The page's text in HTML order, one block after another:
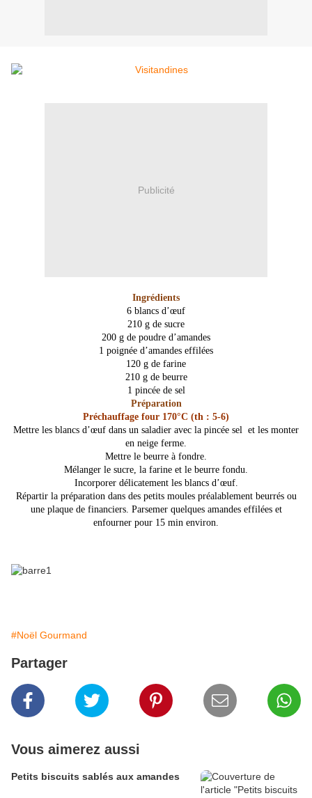
Publicité
Ingrédients
6 blancs d’œuf
210 g de sucre
200 g de poudre d’amandes
1 poignée d’amandes effilées
120 g de farine
210 g de beurre
1 pincée de sel
Préparation
Préchauffage four 170°C (th : 5-6)
Mettre les blancs d’œuf dans un saladier avec la pincée sel et les monter
en neige ferme.
Mettre le beurre à fondre.
Mélanger le sucre, la farine et le beurre fondu.
Incorporer délicatement les blancs d’œuf.
Répartir la préparation dans des petits moules préalablement beurrés ou
une plaque de financiers. Parsemer quelques amandes effilées et
enfourner pour 15 min environ.
#Noël Gourmand
Partager
Vous aimerez aussi
Petits biscuits sablés aux amandes